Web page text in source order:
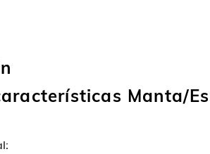
Manta/